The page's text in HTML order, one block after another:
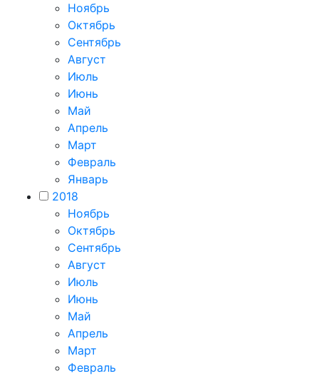
Ноябрь
Октябрь
Сентябрь
Август
Июль
Июнь
Май
Апрель
Март
Февраль
Январь
2018
Ноябрь
Октябрь
Сентябрь
Август
Июль
Июнь
Май
Апрель
Март
Февраль